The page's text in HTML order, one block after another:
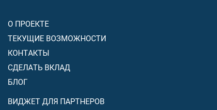
О ПРОЕКТЕ
ТЕКУЩИЕ ВОЗМОЖНОСТИ
КОНТАКТЫ
СДЕЛАТЬ ВКЛАД
БЛОГ
ВИДЖЕТ ДЛЯ ПАРТНЕРОВ